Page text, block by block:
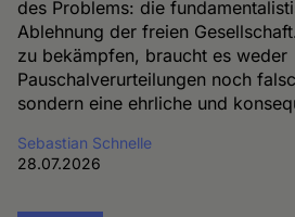
des Problems: die
Ablehnung der freien
zu bekämpfen, braucht es weder
Pauschalverurteilungen noch
sondern eine ehrliche und
Sebastian Schnelle
28.07.2026